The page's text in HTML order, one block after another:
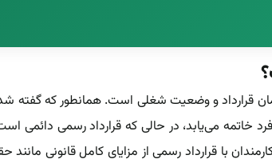
قرارداد‌ و وضعیت شغلی است. همانطور که گفته‌
می‌یابد، در حالی که قرارداد‌ رسمی دائمی
با قرارداد رسمی از مزایای کامل قانونی مانند